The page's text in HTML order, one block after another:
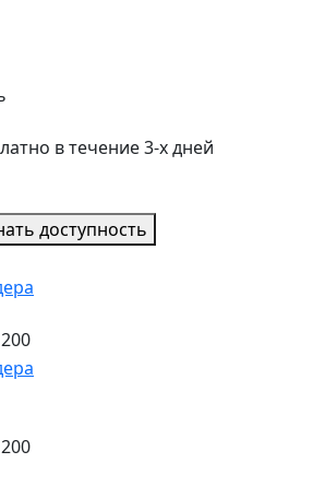
в течение3-х дней
доступность